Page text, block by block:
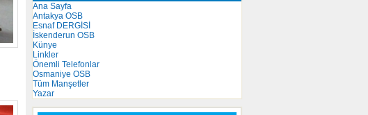
Ana Sayfa
Antakya OSB
Esnaf DERGİSİ
İskenderun OSB
Künye
Linkler
Önemli Telefonlar
Osmaniye OSB
Tüm Manşetler
Yazar